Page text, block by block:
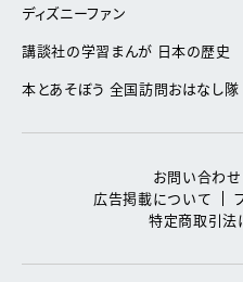
ディズニーファン
講談社の学習まんが 日本の歴史
本とあそぼう 全国訪問おはなし隊
お問い合わせ
広告掲載について
特定商取引法